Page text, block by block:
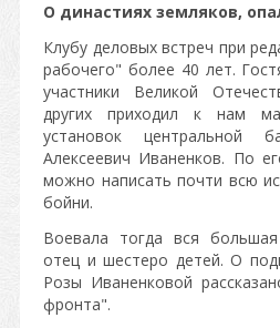
О династиях земляков,
Клубу деловых встреч при
рабочего" более 40 лет.
участники Великой
других приходил к нам
установок центральной
Алексеевич Иваненков. По
можно написать почти всю
бойни.
Воевала тогда вся
отец и шестеро детей. О
Розы Иваненковой
фронта".